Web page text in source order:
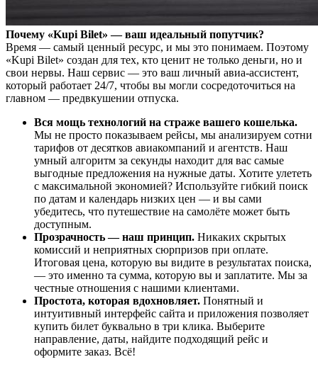
Почему «Kupi Bilet» — ваш идеальный попутчик?
Время — самый ценный ресурс, и мы это понимаем. Поэтому
«Kupi Bilet» создан для тех, кто ценит не только деньги, но и
свои нервы. Наш сервис — это ваш личный авиа-ассистент,
который работает 24/7, чтобы вы могли сосредоточиться на
главном — предвкушении отпуска.
Вся мощь технологий на страже вашего кошелька.
Мы не просто показываем рейсы, мы анализируем сотни
тарифов от десятков авиакомпаний и агентств. Наш
умный алгоритм за секунды находит для вас самые
выгодные предложения на нужные даты. Хотите улететь
с максимальной экономией? Используйте гибкий поиск
по датам и календарь низких цен — и вы сами
убедитесь, что путешествие на самолёте может быть
доступным.
Прозрачность — наш принцип. Никаких скрытых
комиссий и неприятных сюрпризов при оплате.
Итоговая цена, которую вы видите в результатах поиска,
— это именно та сумма, которую вы и заплатите. Мы за
честные отношения с нашими клиентами.
Простота, которая вдохновляет. Понятный и
интуитивный интерфейс сайта и приложения позволяет
купить билет буквально в три клика. Выберите
направление, даты, найдите подходящий рейс и
оформите заказ. Всё!